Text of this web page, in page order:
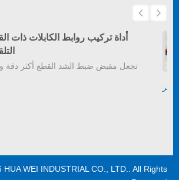
أداة تركيب روابط الكابلات ذات
تجعل مقبض ضبط الشد القطع أكثر دقة
أكثر
HUA WEI INDUSTRIAL CO., LTD.. All Rights